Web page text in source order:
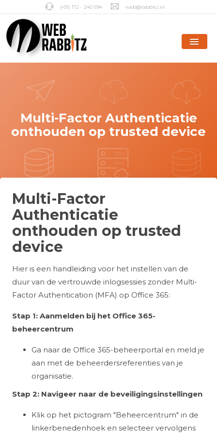
(+31) 172 - 240 594 web@rabbitz.nl
Multi-Factor Authenticatie
onthouden op trusted device
Multi-Factor
Authenticatie
onthouden op trusted
device
Hier is een handleiding voor het instellen van de
duur van de vertrouwde inlogsessies zonder Multi-
Factor Authentication (MFA) op Office 365:
Stap 1: Aanmelden bij het Office 365-
beheercentrum
Ga naar de Office 365-beheerportal en meld je
aan met de beheerdersreferenties van je
organisatie.
Stap 2: Navigeer naar de beveiligingsinstellingen
Klik op het pictogram "Beheercentrum" in de
linkerbenedenhoek en selecteer vervolgens